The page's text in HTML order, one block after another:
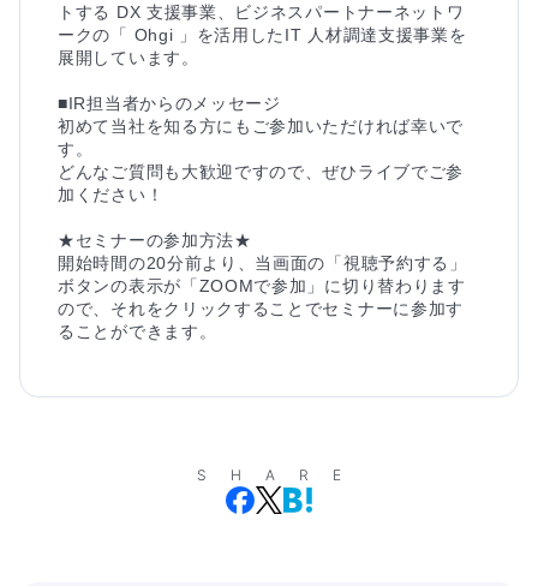
トする DX 支援事業、ビジネスパートナーネットワ
ークの「 Ohgi 」を活用したIT 人材調達支援事業を
展開しています。
■IR担当者からのメッセージ
初めて当社を知る方にもご参加いただければ幸いで
す。
どんなご質問も大歓迎ですので、ぜひライブでご参
加ください！
★セミナーの参加方法★
開始時間の20分前より、当画面の「視聴予約する」
ボタンの表示が「ZOOMで参加」に切り替わります
ので、それをクリックすることでセミナーに参加す
ることができます。
SHARE